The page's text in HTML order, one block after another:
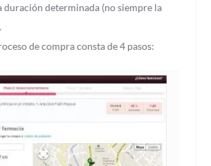
duración determinada (no siempre la
de compra consta de 4 pasos: